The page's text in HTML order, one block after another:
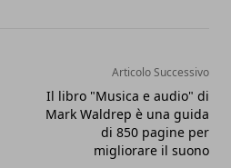
Articolo Successivo
Il libro "Musica e audio" di
Mark Waldrep è una guida
di 850 pagine per
migliorare il suono